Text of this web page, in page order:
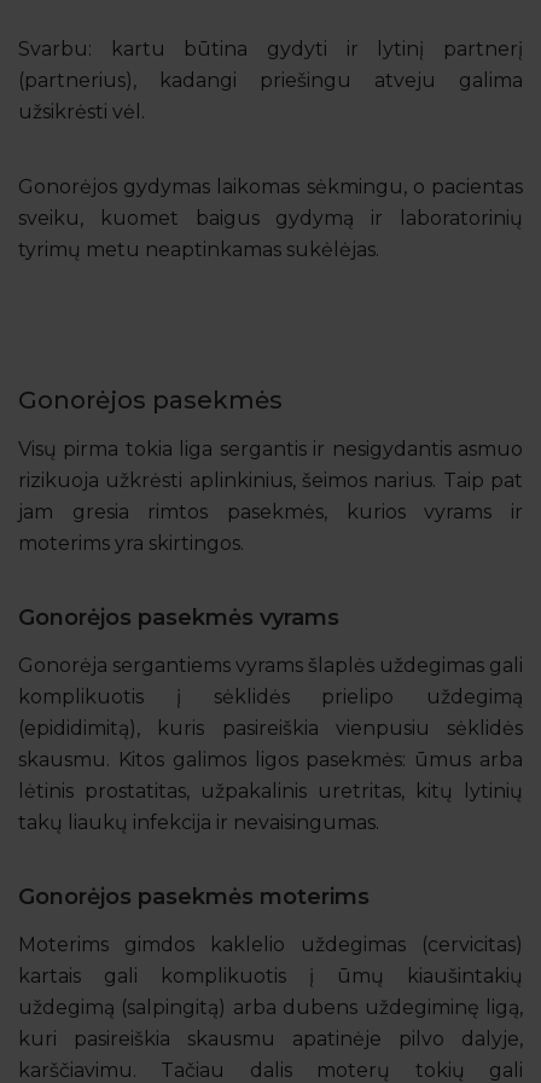
Svarbu: kartu būtina gydyti ir lytinį partnerį
(partnerius), kadangi priešingu atveju galima
užsikrėsti vėl.
Gonorėjos gydymas laikomas sėkmingu, o pacientas
sveiku, kuomet baigus gydymą ir laboratorinių
tyrimų metu neaptinkamas sukėlėjas.
Gonorėjos pasekmės
Visų pirma tokia liga sergantis ir nesigydantis asmuo
rizikuoja užkrėsti aplinkinius, šeimos narius. Taip pat
jam gresia rimtos pasekmės, kurios vyrams ir
moterims yra skirtingos.
Gonorėjos pasekmės vyrams
Gonorėja sergantiems vyrams šlaplės uždegimas gali
komplikuotis į sėklidės prielipo uždegimą
(epididimitą), kuris pasireiškia vienpusiu sėklidės
skausmu. Kitos galimos ligos pasekmės: ūmus arba
lėtinis prostatitas, užpakalinis uretritas, kitų lytinių
takų liaukų infekcija ir nevaisingumas.
Gonorėjos pasekmės moterims
Moterims gimdos kaklelio uždegimas (cervicitas)
kartais gali komplikuotis į ūmų kiaušintakių
uždegimą (salpingitą) arba dubens uždegiminę ligą,
kuri pasireiškia skausmu apatinėje pilvo dalyje,
karščiavimu. Tačiau dalis moterų tokių gali